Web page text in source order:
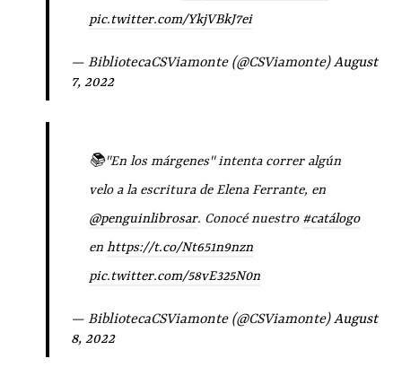
pic.twitter.com/YkjVBkJ7ei
— BibliotecaCSViamonte (@CSViamonte)August
7, 2022
📚"En los márgenes" intenta correr algún
velo a la escritura de Elena Ferrante, en
@penguinlibrosar. Conocé nuestro #catálogo
enhttps://t.co/Nt651n9nzn
pic.twitter.com/58vE325N0n
— BibliotecaCSViamonte (@CSViamonte)August
8, 2022